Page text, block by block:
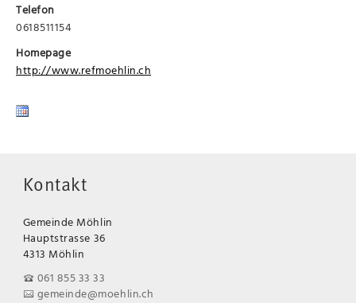
Telefon
0618511154
Homepage
http://www.refmoehlin.ch
Kontakt
Gemeinde Möhlin
Hauptstrasse 36
4313 Möhlin
061 855 33 33
gemeinde@moehlin.ch